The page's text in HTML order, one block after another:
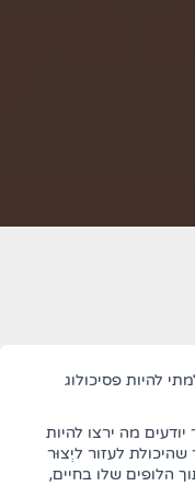
להיות פסיכולוג
מה ירצו להיות
שהיכולת לעזור ליְצוּר
הלופים שלו בחיים,